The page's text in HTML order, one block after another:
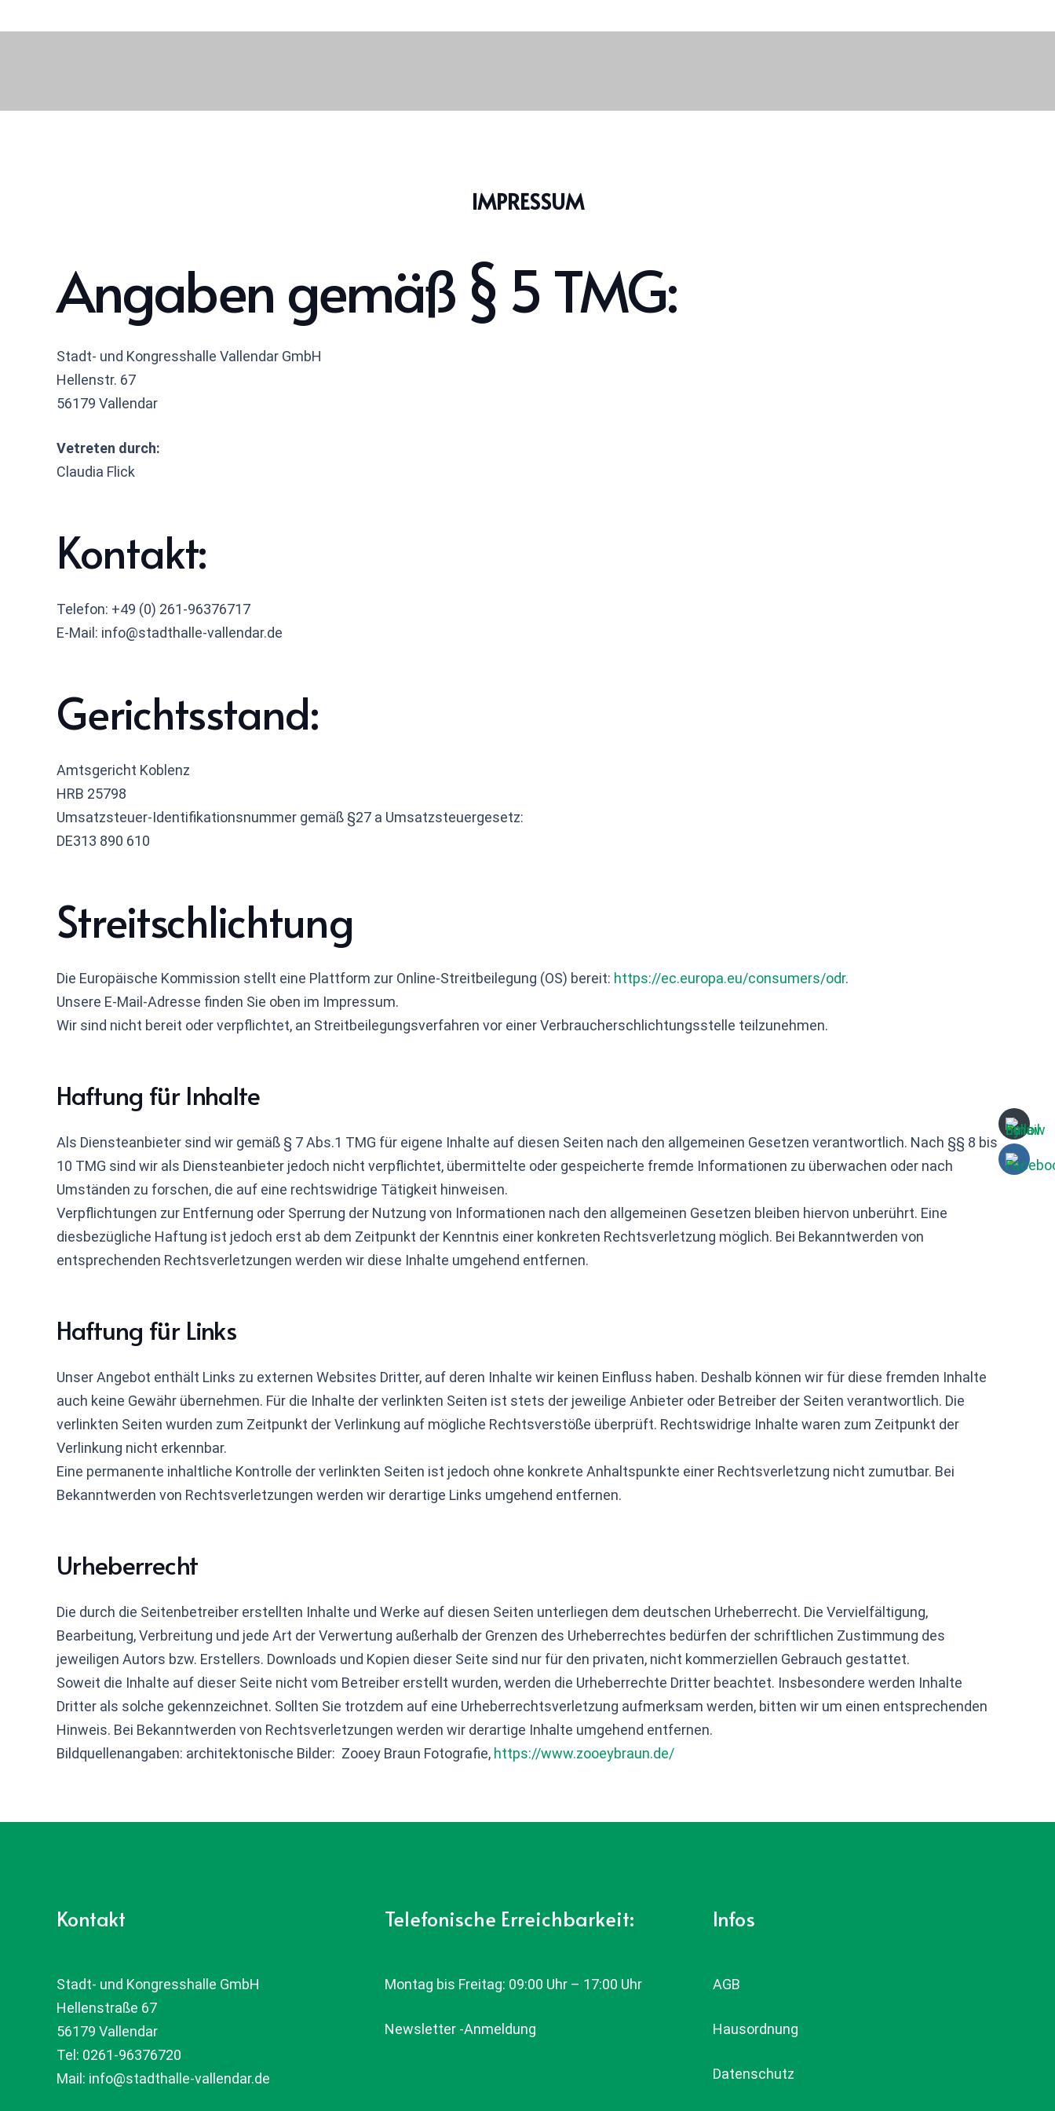
IMPRESSUM
Angaben gemäß § 5 TMG:
Stadt- und Kongresshalle Vallendar GmbH
Hellenstr. 67
56179 Vallendar
Vetreten durch:
Claudia Flick
Kontakt:
Telefon: +49 (0) 261-96376717
E-Mail: info@stadthalle-vallendar.de
Gerichtsstand:
Amtsgericht Koblenz
HRB 25798
Umsatzsteuer-Identifikationsnummer gemäß §27 a Umsatzsteuergesetz:
DE313 890 610
Streitschlichtung
Die Europäische Kommission stellt eine Plattform zur Online-Streitbeilegung (OS) bereit: https://ec.europa.eu/consumers/odr.
Unsere E-Mail-Adresse finden Sie oben im Impressum.
Wir sind nicht bereit oder verpflichtet, an Streitbeilegungsverfahren vor einer Verbraucherschlichtungsstelle teilzunehmen.
Haftung für Inhalte
Als Diensteanbieter sind wir gemäß § 7 Abs.1 TMG für eigene Inhalte auf diesen Seiten nach den allgemeinen Gesetzen verantwortlich. Nach §§ 8 bis
10 TMG sind wir als Diensteanbieter jedoch nicht verpflichtet, übermittelte oder gespeicherte fremde Informationen zu überwachen oder nach
Umständen zu forschen, die auf eine rechtswidrige Tätigkeit hinweisen.
Verpflichtungen zur Entfernung oder Sperrung der Nutzung von Informationen nach den allgemeinen Gesetzen bleiben hiervon unberührt. Eine
diesbezügliche Haftung ist jedoch erst ab dem Zeitpunkt der Kenntnis einer konkreten Rechtsverletzung möglich. Bei Bekanntwerden von
entsprechenden Rechtsverletzungen werden wir diese Inhalte umgehend entfernen.
Haftung für Links
Unser Angebot enthält Links zu externen Websites Dritter, auf deren Inhalte wir keinen Einfluss haben. Deshalb können wir für diese fremden Inhalte
auch keine Gewähr übernehmen. Für die Inhalte der verlinkten Seiten ist stets der jeweilige Anbieter oder Betreiber der Seiten verantwortlich. Die
verlinkten Seiten wurden zum Zeitpunkt der Verlinkung auf mögliche Rechtsverstöße überprüft. Rechtswidrige Inhalte waren zum Zeitpunkt der
Verlinkung nicht erkennbar.
Eine permanente inhaltliche Kontrolle der verlinkten Seiten ist jedoch ohne konkrete Anhaltspunkte einer Rechtsverletzung nicht zumutbar. Bei
Bekanntwerden von Rechtsverletzungen werden wir derartige Links umgehend entfernen.
Urheberrecht
Die durch die Seitenbetreiber erstellten Inhalte und Werke auf diesen Seiten unterliegen dem deutschen Urheberrecht. Die Vervielfältigung,
Bearbeitung, Verbreitung und jede Art der Verwertung außerhalb der Grenzen des Urheberrechtes bedürfen der schriftlichen Zustimmung des
jeweiligen Autors bzw. Erstellers. Downloads und Kopien dieser Seite sind nur für den privaten, nicht kommerziellen Gebrauch gestattet.
Soweit die Inhalte auf dieser Seite nicht vom Betreiber erstellt wurden, werden die Urheberrechte Dritter beachtet. Insbesondere werden Inhalte
Dritter als solche gekennzeichnet. Sollten Sie trotzdem auf eine Urheberrechtsverletzung aufmerksam werden, bitten wir um einen entsprechenden
Hinweis. Bei Bekanntwerden von Rechtsverletzungen werden wir derartige Inhalte umgehend entfernen.
Bildquellenangaben: architektonische Bilder: Zooey Braun Fotografie, https://www.zooeybraun.de/
Kontakt
Stadt- und Kongresshalle GmbH
Hellenstraße 67
56179 Vallendar
Tel: 0261-96376720
Mail: info@stadthalle-vallendar.de
Telefonische Erreichbarkeit:
Montag bis Freitag: 09:00 Uhr – 17:00 Uhr
Newsletter -Anmeldung
Infos
AGB
Hausordnung
Datenschutz